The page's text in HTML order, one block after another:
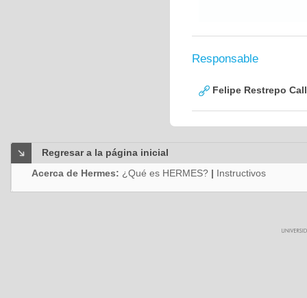
Responsable
Felipe Restrepo
Regresar a la página inicial
Acerca de Hermes: ¿Qué es HERMES? | Instructivos